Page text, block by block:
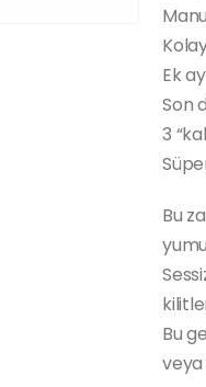
Ek
Son
3
Bu
Bu